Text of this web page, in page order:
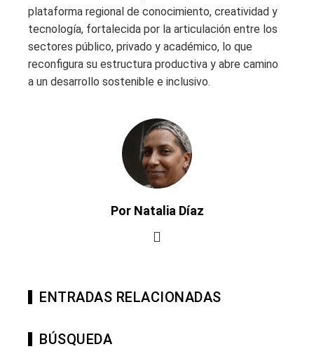
plataforma regional de conocimiento, creatividad y
tecnología, fortalecida por la articulación entre los
sectores público, privado y académico, lo que
reconfigura su estructura productiva y abre camino
a un desarrollo sostenible e inclusivo.
Por Natalia Díaz
ENTRADAS RELACIONADAS
BÚSQUEDA